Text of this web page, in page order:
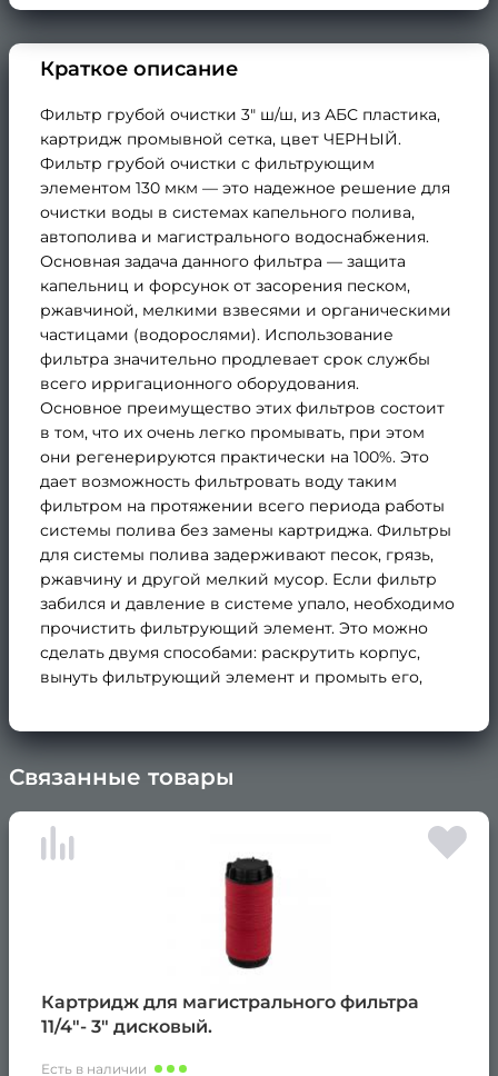
Краткое описание
Фильтр грубой очистки 3" ш/ш, из АБС пластика,
картридж промывной сетка, цвет ЧЕРНЫЙ.
Фильтр грубой очистки с фильтрующим
элементом 130 мкм — это надежное решение для
очистки воды в системах капельного полива,
автополива и магистрального водоснабжения.
Основная задача данного фильтра — защита
капельниц и форсунок от засорения песком,
ржавчиной, мелкими взвесями и органическими
частицами (водорослями). Использование
фильтра значительно продлевает срок службы
всего ирригационного оборудования.
Основное преимущество этих фильтров состоит
в том, что их очень легко промывать, при этом
они регенерируются практически на 100%. Это
дает возможность фильтровать воду таким
фильтром на протяжении всего периода работы
системы полива без замены картриджа. Фильтры
для системы полива задерживают песок, грязь,
ржавчину и другой мелкий мусор. Если фильтр
забился и давление в системе упало, необходимо
прочистить фильтрующий элемент. Это можно
сделать двумя способами: раскрутить корпус,
вынуть фильтрующий элемент и промыть его,
Связанные товары
Картридж для магистрального фильтра
11/4"- 3" дисковый.
Есть в наличии